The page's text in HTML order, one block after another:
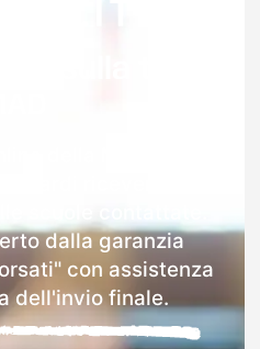
dalla garanzia
con assistenza
dell'invio finale.